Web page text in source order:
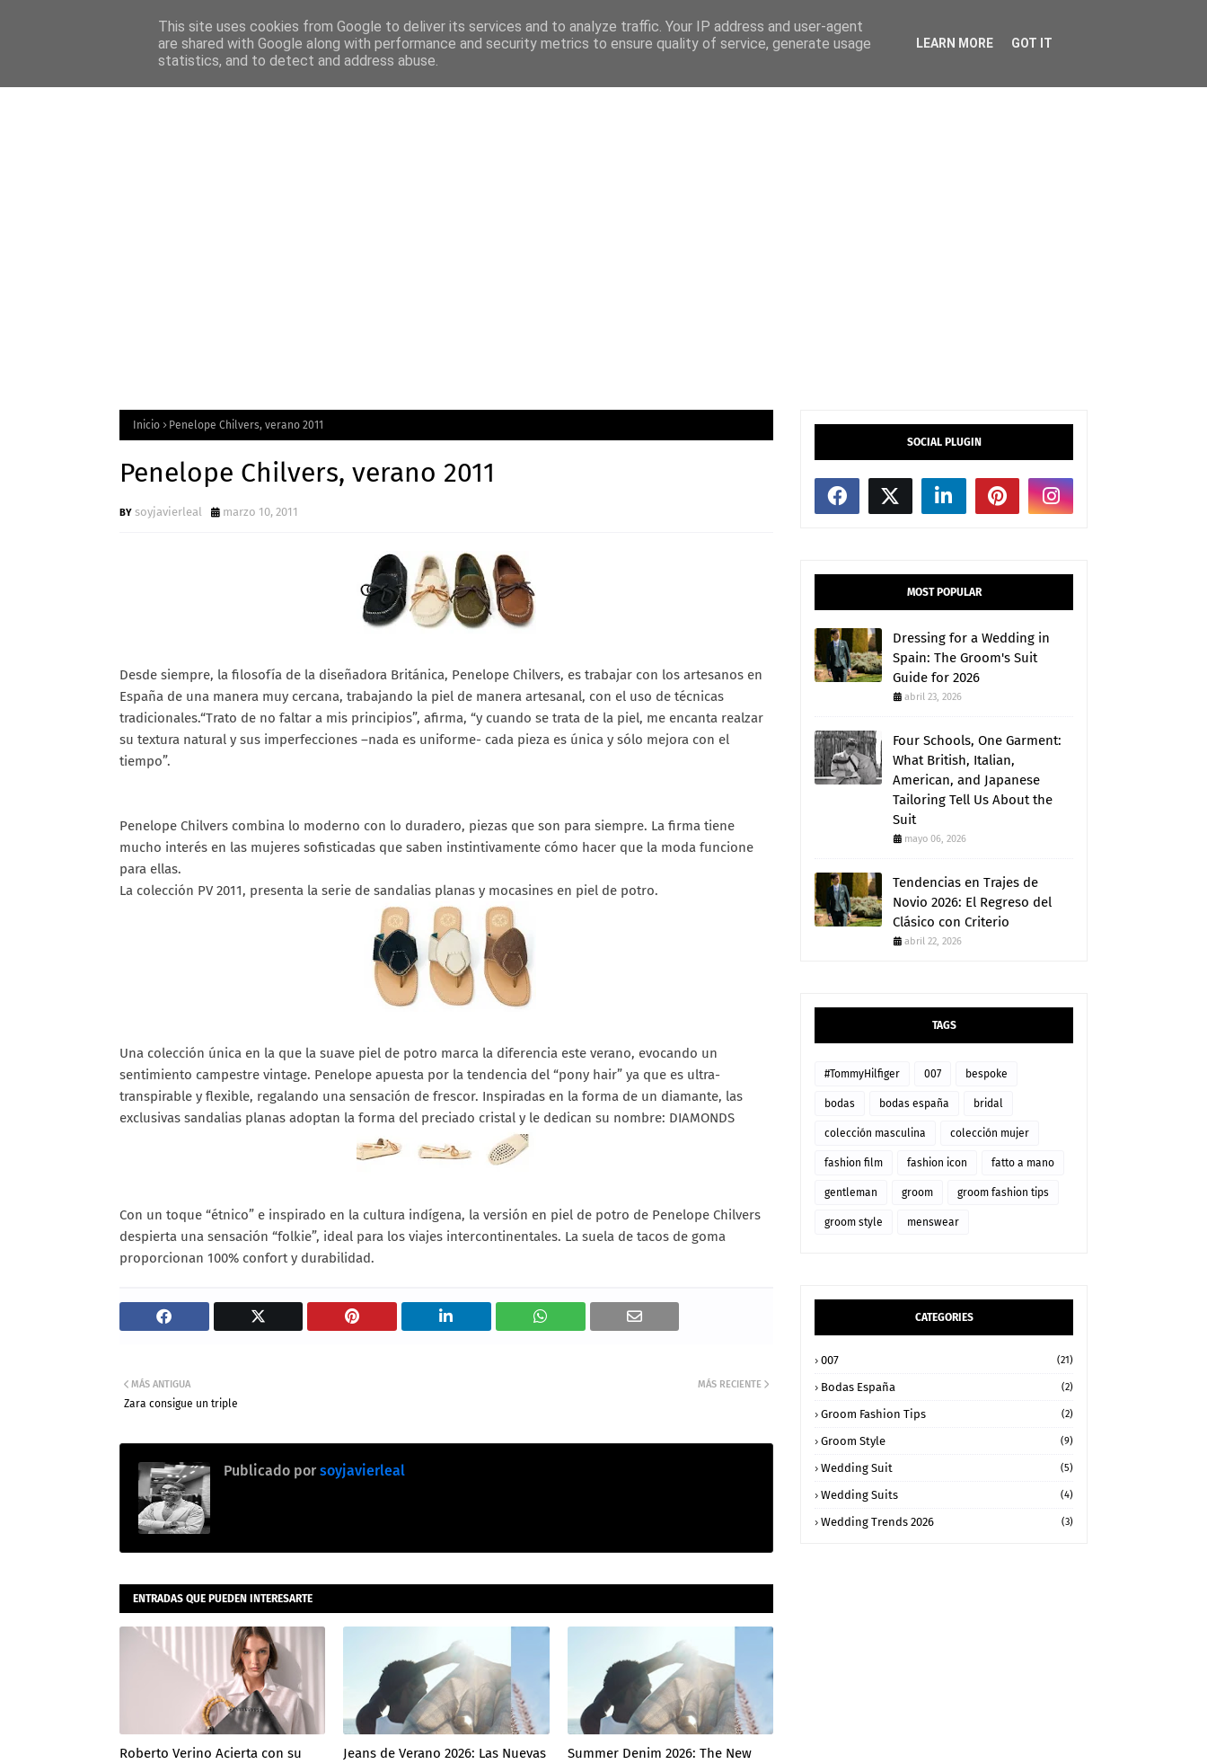
Home Features Menciones Mega Menu
Inicio Penelope Chilvers, verano 2011
Penelope Chilvers, verano 2011
soyjavierleal marzo 10, 2011
Desde siempre, la filosofía de la diseñadora Británica, Penelope Chilvers, es trabajar con los artesanos en
España de una manera muy cercana, trabajando la piel de manera artesanal, con el uso de técnicas
tradicionales.“Trato de no faltar a mis principios”, afirma, “y cuando se trata de la piel, me encanta realzar
su textura natural y sus imperfecciones –nada es uniforme- cada pieza es única y sólo mejora con el
tiempo”.
Penelope Chilvers combina lo moderno con lo duradero, piezas que son para siempre. La firma tiene
mucho interés en las mujeres sofisticadas que saben instintivamente cómo hacer que la moda funcione
para ellas.
La colección PV 2011, presenta la serie de sandalias planas y mocasines en piel de potro.
Una colección única en la que la suave piel de potro marca la diferencia este verano, evocando un
sentimiento campestre vintage. Penelope apuesta por la tendencia del “pony hair” ya que es ultra-
transpirable y flexible, regalando una sensación de frescor. Inspiradas en la forma de un diamante, las
exclusivas sandalias planas adoptan la forma del preciado cristal y le dedican su nombre: DIAMONDS
Con un toque “étnico” e inspirado en la cultura indígena, la versión en piel de potro de Penelope Chilvers
despierta una sensación “folkie”, ideal para los viajes intercontinentales. La suela de tacos de goma
proporcionan 100% confort y durabilidad.
MÁS RECIENTE
MÁS ANTIGUA
Zara consigue un triple
Publicado por soyjavierleal
ENTRADAS QUE PUEDEN INTERESARTE
Roberto Verino Acierta con su
Jeans de Verano 2026: Las Nuevas
Summer Denim 2026: The New
SOCIAL PLUGIN
MOST POPULAR
Dressing for a Wedding in
Spain: The Groom's Suit
Guide for 2026
abril 23, 2026
Four Schools, One Garment:
What British, Italian,
American, and Japanese
Tailoring Tell Us About the
Suit
mayo 06, 2026
Tendencias en Trajes de
Novio 2026: El Regreso del
Clásico con Criterio
abril 22, 2026
TAGS
#TommyHilfiger 007 bespoke
bodas bodas españa bridal
colección masculina colección mujer
fashion film fashion icon fatto a mano
gentleman groom groom fashion tips
groom style menswear
CATEGORIES
007 (21)
Bodas España (2)
Groom Fashion Tips (2)
Groom Style (9)
Wedding Suit (5)
Wedding Suits (4)
Wedding Trends 2026 (3)
This site uses cookies from Google to deliver its services and to analyze traffic. Your IP address and user-agent
are shared with Google along with performance and security metrics to ensure quality of service, generate usage
statistics, and to detect and address abuse.
LEARN MORE GOT IT